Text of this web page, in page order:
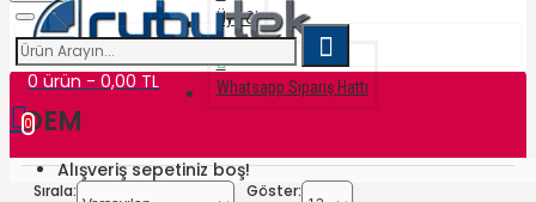
Üye Ol
Whatsapp Sipariş Hattı
0 ürün - 0,00 TL
0
Alışveriş sepetiniz boş!
OEM
Sırala: Göster: